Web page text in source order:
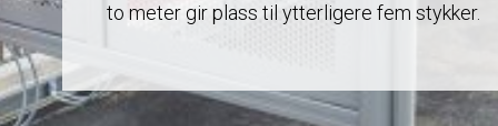
to meter gir plass til ytterligere fem stykker.